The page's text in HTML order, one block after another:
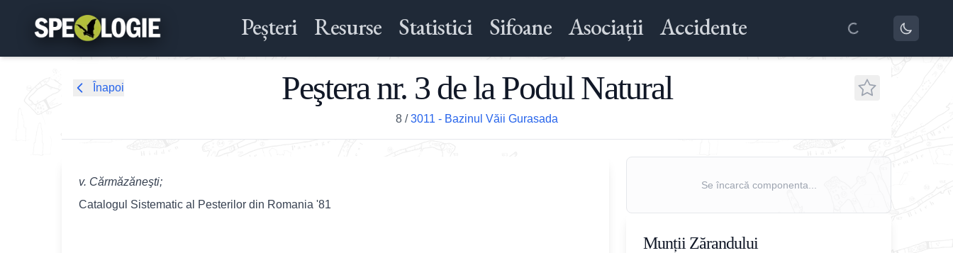
Peșteri Resurse Statistici Sifoane Asociații Accidente
Înapoi Peştera nr. 3 de la Podul Natural
8/3011 - Bazinul Văii Gurasada
v. Cărmăzăneşti;
Catalogul Sistematic al Pesterilor din Romania '81
Se încarcă componenta...
Munții Zărandului